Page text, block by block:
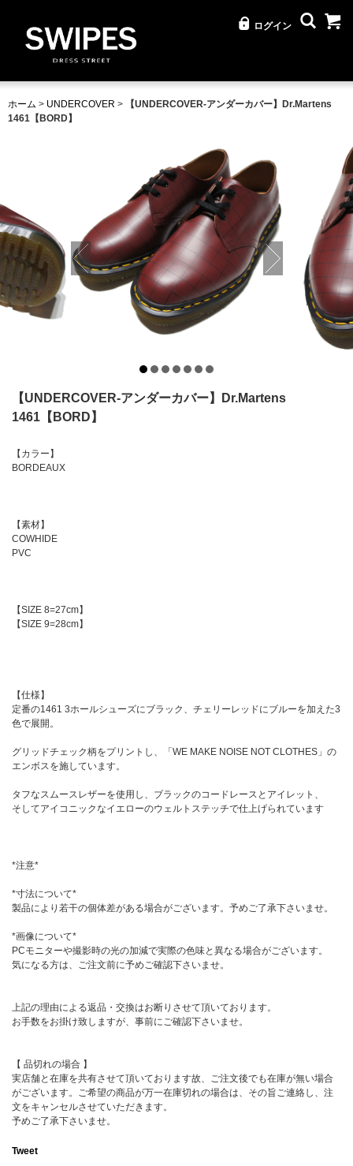
ログイン
ホーム > UNDERCOVER >
【UNDERCOVER-アンダーカバー】Dr.Martens
1461【BORD】
【UNDERCOVER-アンダーカバー】Dr.Martens
1461【BORD】
【カラー】
BORDEAUX
【素材】
COWHIDE
PVC
【SIZE 8=27cm】
【SIZE 9=28cm】
【仕様】
定番の1461 3ホールシューズにブラック、チェリーレッドにブルーを加えた3
色で展開。
グリッドチェック柄をプリントし、「WE MAKE NOISE NOT CLOTHES」の
エンボスを施しています。
タフなスムースレザーを使用し、ブラックのコードレースとアイレット、
そしてアイコニックなイエローのウェルトステッチで仕上げられています
*注意*
*寸法について*
製品により若干の個体差がある場合がございます。予めご了承下さいませ。
*画像について*
PCモニターや撮影時の光の加減で実際の色味と異なる場合がございます。
気になる方は、ご注文前に予めご確認下さいませ。
上記の理由による返品・交換はお断りさせて頂いております。
お手数をお掛け致しますが、事前にご確認下さいませ。
【 品切れの場合 】
実店舗と在庫を共有させて頂いております故、ご注文後でも在庫が無い場合
がございます。ご希望の商品が万一在庫切れの場合は、その旨ご連絡し、注
文をキャンセルさせていただきます。
予めご了承下さいませ。
Tweet